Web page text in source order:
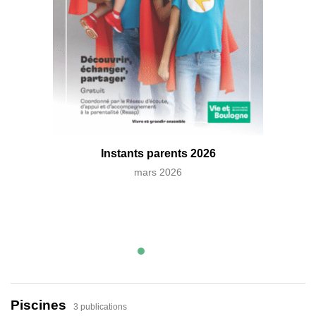
Instants parents 2026
mars 2026
Piscines 3 publications